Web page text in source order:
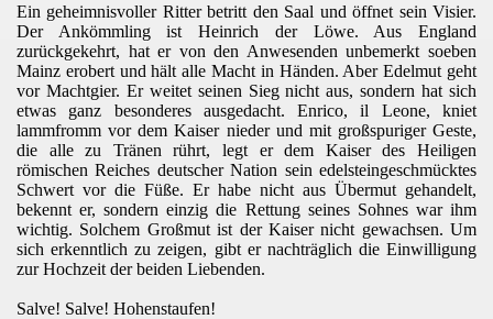
Ein geheimnisvoller Ritter betritt den Saal und öffnet sein Visier.
Der Ankömmling ist Heinrich der Löwe. Aus England
zurückgekehrt, hat er von den Anwesenden unbemerkt soeben
Mainz erobert und hält alle Macht in Händen. Aber Edelmut geht
vor Machtgier. Er weitet seinen Sieg nicht aus, sondern hat sich
etwas ganz besonderes ausgedacht. Enrico, il Leone, kniet
lammfromm vor dem Kaiser nieder und mit großspuriger Geste,
die alle zu Tränen rührt, legt er dem Kaiser des Heiligen
römischen Reiches deutscher Nation sein edelsteingeschmücktes
Schwert vor die Füße. Er habe nicht aus Übermut gehandelt,
bekennt er, sondern einzig die Rettung seines Sohnes war ihm
wichtig. Solchem Großmut ist der Kaiser nicht gewachsen. Um
sich erkenntlich zu zeigen, gibt er nachträglich die Einwilligung
zur Hochzeit der beiden Liebenden.
Salve! Salve! Hohenstaufen!